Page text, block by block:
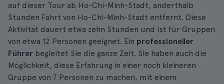
auf dieser Tour ab Ho-Chi-Minh-Stadt, anderthalb
Stunden Fahrt von Ho-Chi-Minh-Stadt entfernt. Diese
Aktivität dauert etwa zehn Stunden und ist für Gruppen
von etwa 12 Personen geeignet. Ein professioneller
Führer begleitet Sie die ganze Zeit. Sie haben auch die
Möglichkeit, diese Erfahrung in einer noch kleineren
Gruppe von 7 Personen zu machen, mit einem